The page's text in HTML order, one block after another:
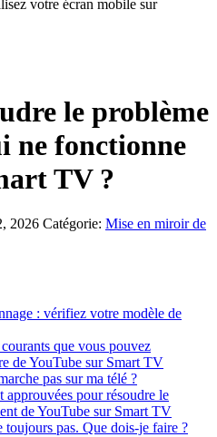
votre écran mobile sur
le problème
ne fonctionne
TV ?
2026 Catégorie: Mise en miroir de
: vérifiez votre modèle de
que vous pouvez
de YouTube sur Smart TV
pas sur ma télé ?
approuvées pour résoudre le
de YouTube sur Smart TV
pas. Que dois-je faire ?